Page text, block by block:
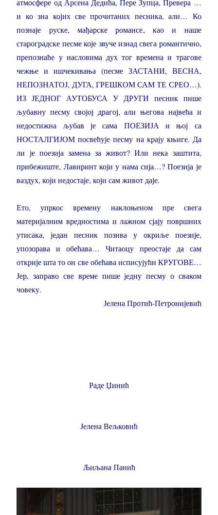
атмосфере од Арсена Дедића, Пере Зупца, Превера …
и ко зна којих све прочитаних песника, али… Ко
познаје руске, мађарске романсе, као и наше
староградске песме које звуче изнад свега романтично,
препознаће у насловима дух тог времена и трагове
чежње и ишчекивања (песме ЗАСТАНИ, ВЕСНА,
НЕПОЗНАТОЈ, ДУГА, ГРЕШКОМ САМ ТЕ СРЕО…).
ИЗ ЈЕДНОГ АУТОБУСА У ДРУГИ песник пише
љубавну песму својој драгој, али његова највећа и
недостижна љубав је сама ПОЕЗИЈА и њој са
НОСТАЛГИЈОМ посвећује песму на крају књиге. Да
ли је поезија замена за живот? Или нека заштита,
прибежиште, Лавиринт који у нама сија…? Поезија је
ваздух, који недостаје, који сам живот даје.
Ето, упркос времену наклоњеном пре свега
материјалним вредностима и лажном сјају површних
утисака, један песник позива у окриље поезије,
упозорава и обећава… Читаоцу преостаје да сам
открије шта то он све обећава исписујући КРУГОВЕ…
Јер, заправо све време пише једну песму о сваком
човеку.
Јелена Протић-Петронијевић
Раде Џинић
Јелена Вељковић
Љиљана Панић